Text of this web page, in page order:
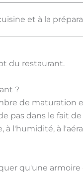
et à la
du restaurant.
?
de maturation
pas dans le fait
à l'humidité, à
qu'une